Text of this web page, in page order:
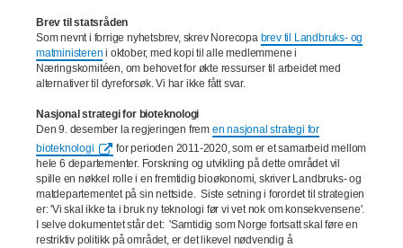
Brev til statsråden
Som nevnt i forrige nyhetsbrev, skrev Norecopa brev til Landbruks- og
matministeren i oktober, med kopi til alle medlemmene i
Næringskomitéen, om behovet for økte ressurser til arbeidet med
alternativer til dyreforsøk. Vi har ikke fått svar.
Nasjonal strategi for bioteknologi
Den 9. desember la regjeringen frem en nasjonal strategi for
bioteknologi
for perioden 2011-2020, som er et samarbeid mellom
hele 6 departementer. Forskning og utvikling på dette området vil
spille en nøkkel rolle i en fremtidig bioøkonomi, skriver Landbruks- og
matdepartementet på sin nettside. Siste setning i forordet til strategien
er: 'Vi skal ikke ta i bruk ny teknologi før vi vet nok om konsekvensene'.
I selve dokumentet står det: 'Samtidig som Norge fortsatt skal føre en
restriktiv politikk på området, er det likevel nødvendig å